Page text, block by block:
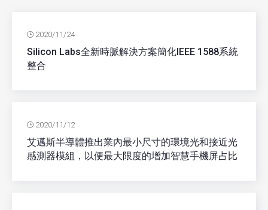
2020/11/24
Silicon Labs全新時脈解決方案簡化IEEE 1588系統
整合
2020/11/12
艾邁斯半導體推出業內最小尺寸的環境光和接近光
感測器模組，以便最大限度的增加智慧手機屏占比